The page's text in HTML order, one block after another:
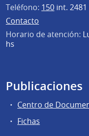
Teléfono: 150 int. 2481
Contacto
Horario de atención:
hs
Publicaciones
Centro de
Fichas